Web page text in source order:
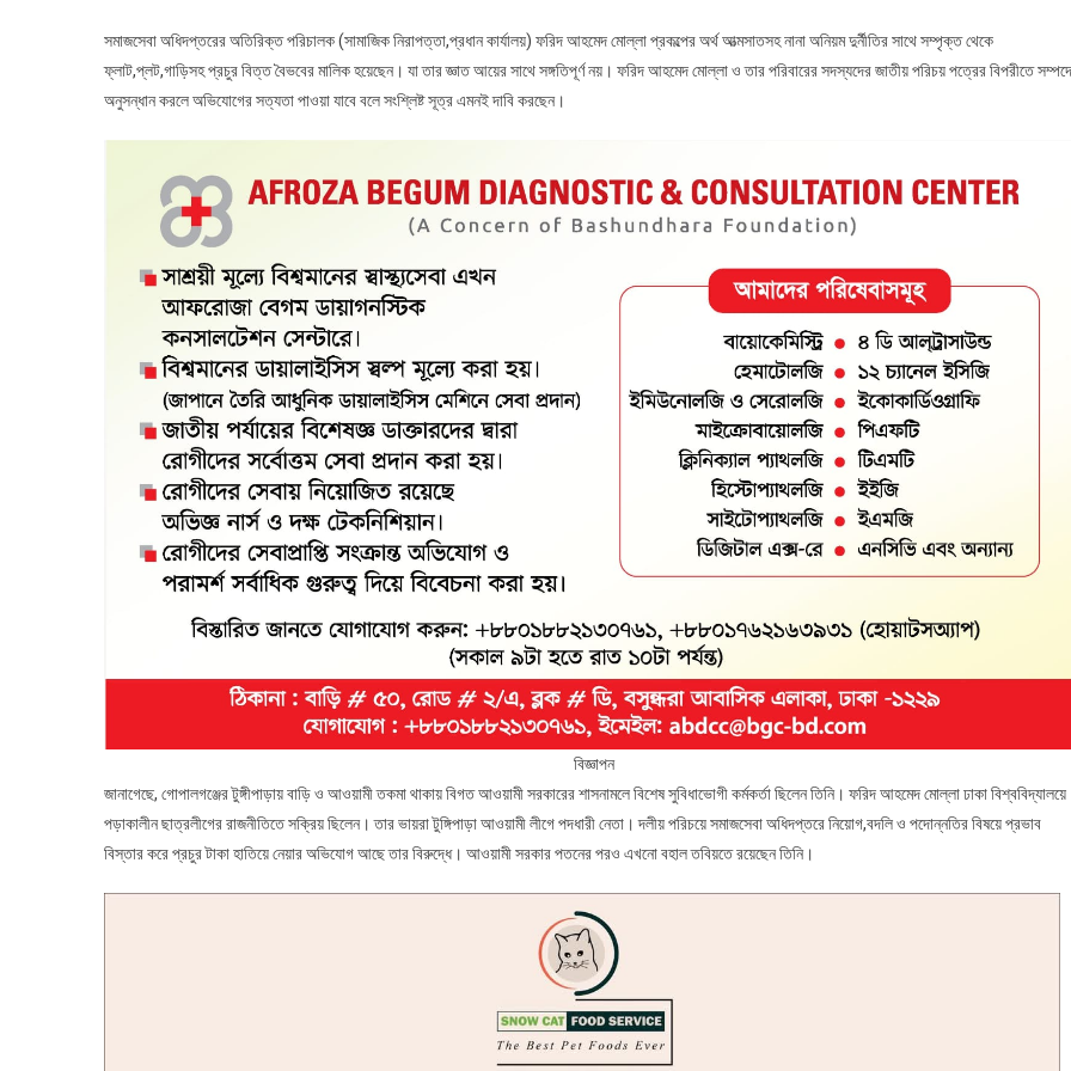
সমাজসেবা অধিদপ্তরের অতিরিক্ত পরিচালক (সামাজিক নিরাপত্তা,প্রধান কার্যালয়) ফরিদ আহমেদ মোল্লা প্রকল্পের অর্থ আত্মসাতসহ নানা অনিয়ম দুর্নীতির সাথে সম্পৃক্ত থেকে
ফ্লাট,প্লট,গাড়িসহ প্রচুর বিত্ত বৈভবের মালিক হয়েছেন। যা তার জ্ঞাত আয়ের সাথে সঙ্গতিপূর্ণ নয়। ফরিদ আহমেদ মোল্লা ও তার পরিবারের সদস্যদের জাতীয় পরিচয় পত্রের বিপরীতে
অনুসন্ধান করলে অভিযোগের সত্যতা পাওয়া যাবে বলে সংশ্লিষ্ট সূত্র এমনই দাবি করছেন।
বিজ্ঞাপন
জানাগেছে, গোপালগঞ্জের টুঙ্গীপাড়ায় বাড়ি ও আওয়ামী তকমা থাকায় বিগত আওয়ামী সরকারের শাসনামলে বিশেষ সুবিধাভোগী কর্মকর্তা ছিলেন তিনি। ফরিদ আহমেদ মোল্লা ঢাকা বিশ্ববিদ্যালয়ে
পড়াকালীন ছাত্রলীগের রাজনীতিতে সক্রিয় ছিলেন। তার ভায়রা টুঙ্গিপাড়া আওয়ামী লীগে পদধারী নেতা। দলীয় পরিচয়ে সমাজসেবা অধিদপ্তরে নিয়োগ,বদলি ও পদোন্নতির বিষয়ে প্রভাব
বিস্তার করে প্রচুর টাকা হাতিয়ে নেয়ার অভিযোগ আছে তার বিরুদ্ধে। আওয়ামী সরকার পতনের পরও এখনো বহাল তবিয়তে রয়েছেন তিনি।